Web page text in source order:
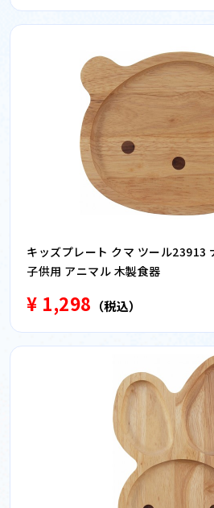
キッズプレート クマ ツール23913
子供用 アニマル 木製食器
¥ 1,298 （税込）